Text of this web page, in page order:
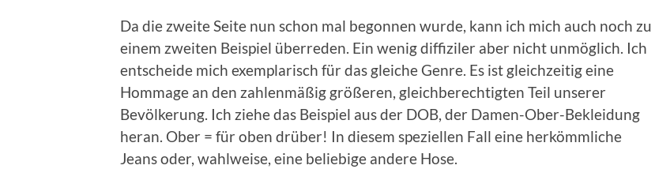
Da die zweite Seite nun schon mal begonnen wurde, kann ich mich auch noch zu
einem zweiten Beispiel überreden. Ein wenig diffiziler aber nicht unmöglich. Ich
entscheide mich exemplarisch für das gleiche Genre. Es ist gleichzeitig eine
Hommage an den zahlenmäßig größeren, gleichberechtigten Teil unserer
Bevölkerung. Ich ziehe das Beispiel aus der DOB, der Damen-Ober-Bekleidung
heran. Ober = für oben drüber! In diesem speziellen Fall eine herkömmliche
Jeans oder, wahlweise, eine beliebige andere Hose.